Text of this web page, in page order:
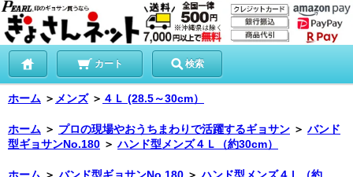
カート 検索
ホーム ＞ メンズ ＞ ４Ｌ (28.5～30cm）
ホーム ＞ プロの現場やおうちまわりで活躍するギョサン ＞ バンド
型ギョサンNo.180 ＞ ハンド型メンズ４Ｌ（約30cm）